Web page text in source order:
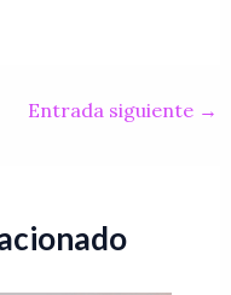
Entrada siguiente →